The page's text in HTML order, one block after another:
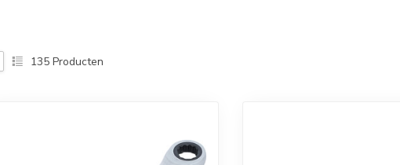
135 Producten